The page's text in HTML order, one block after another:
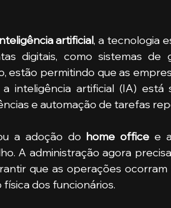
artificial, a tecnologia
digitais, como sistemas de
estão permitindo que as
inteligência artificial (IA) está
e automação de tarefas
a adoção do home office
A administração agora
que as operações ocorram
dos funcionários.